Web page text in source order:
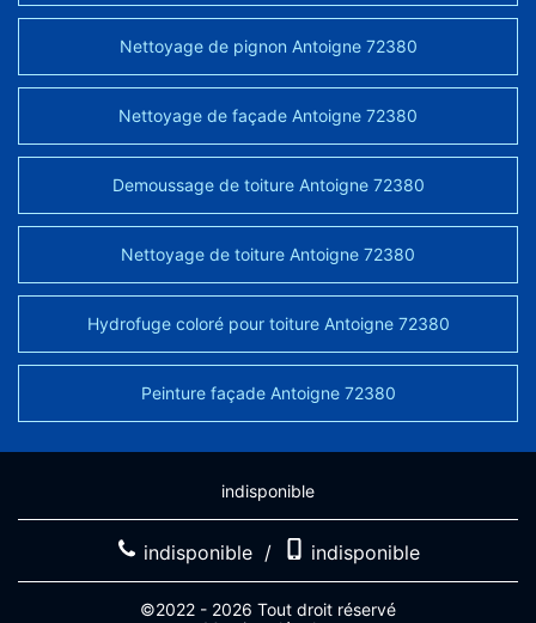
Nettoyage de pignon Antoigne 72380
Nettoyage de façade Antoigne 72380
Demoussage de toiture Antoigne 72380
Nettoyage de toiture Antoigne 72380
Hydrofuge coloré pour toiture Antoigne 72380
Peinture façade Antoigne 72380
indisponible
indisponible / indisponible
©2022 - 2026 Tout droit réservé